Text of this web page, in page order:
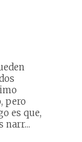
pero
es que,
narr...